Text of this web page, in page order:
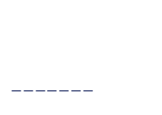
ーーーーーーー